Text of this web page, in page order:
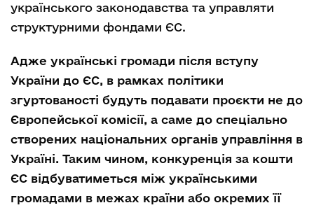
українського законодавства та управляти
структурними фондами ЄС.
Адже українські громади після вступу
України до ЄС, в рамках політики
згуртованості будуть подавати проєкти не до
Європейської комісії, а саме до спеціально
створених національних органів управління в
Україні. Таким чином, конкуренція за кошти
ЄС відбуватиметься між українськими
громадами в межах країни або окремих її